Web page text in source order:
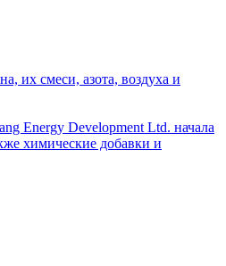
их смеси, азота, воздуха и
Energy Development Ltd. начала
химические добавки и